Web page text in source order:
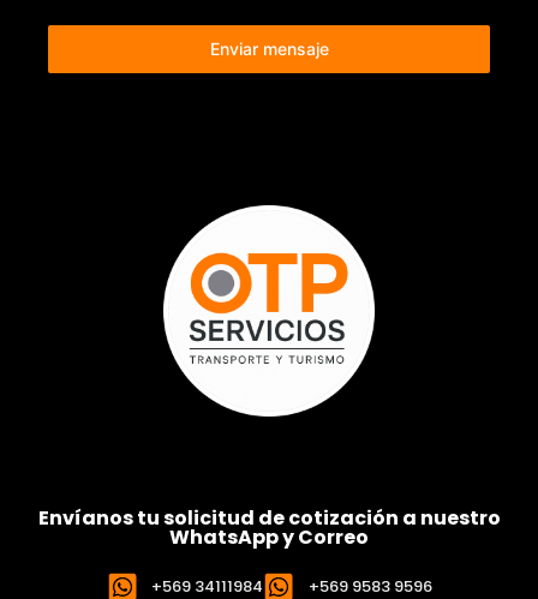
Enviar mensaje
Envíanos tu solicitud de cotización a nuestro
WhatsApp y Correo
+569 34111984 +569 9583 9596